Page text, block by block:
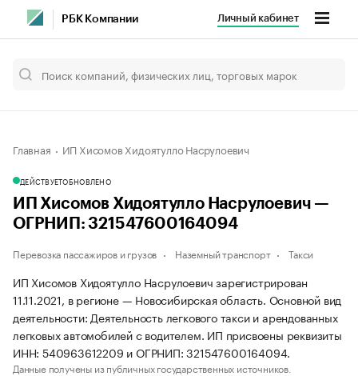
РБК Компании Личный кабинет
Главная ИП Хисомов Хидоятулло Насрулоевич
ДЕЙСТВУЕТОБНОВЛЕНО
ИП Хисомов Хидоятулло Насрулоевич —
ОГРНИП: 321547600164094
Перевозка пассажиров и грузов Наземный транспорт Такси
ИП Хисомов Хидоятулло Насрулоевич зарегистрирован
11.11.2021, в регионе — Новосибирская область. Основной вид
деятельности: Деятельность легкового такси и арендованных
легковых автомобилей с водителем. ИП присвоены реквизиты
ИНН: 540963612209 и ОГРНИП: 321547600164094.
Данные получены из публичных государственных источников.